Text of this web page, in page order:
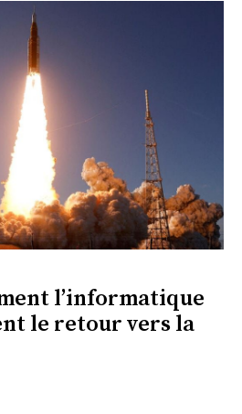
l’informatique
le retour vers la